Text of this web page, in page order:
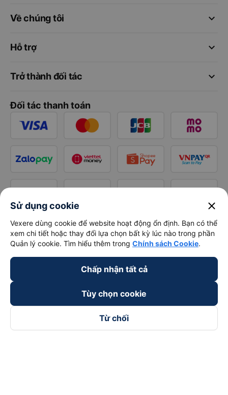
keyboard_arrow_down
Về chúng tôi
keyboard_arrow_down
Hỗ trợ
keyboard_arrow_down
Trở thành đối tác
Đối tác thanh toán
Sử dụng cookie close
Vexere dùng cookie để website hoạt động ổn định. Bạn có thể
xem chi tiết hoặc thay đổi lựa chọn bất kỳ lúc nào trong phần
Quản lý cookie. Tìm hiểu thêm trong Chính sách Cookie.
Chấp nhận tất cả
Tùy chọn cookie
Từ chối